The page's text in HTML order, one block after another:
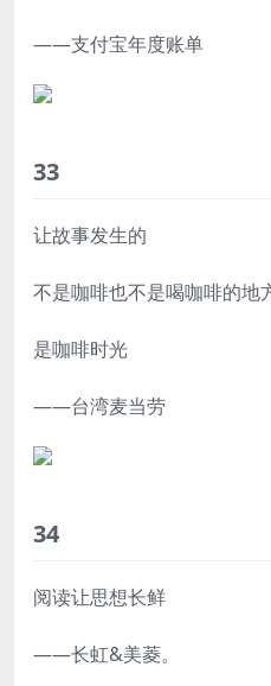
——支付宝年度账单
33
让故事发生的
不是咖啡也不是喝咖啡的地
是咖啡时光
——台湾麦当劳
34
阅读让思想长鲜
——长虹&美菱。